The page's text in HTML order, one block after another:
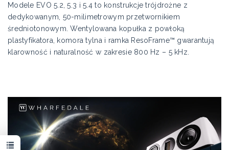
Modele EVO 5.2, 5.3 i 5.4 to konstrukcje trójdrożne z
dedykowanym, 50-milimetrowym przetwornikiem
średniotonowym. Wentylowana kopułka z powłoką
plastyfikatora, komora tylna i ramka ResoFrame™ gwarantują
klarowność i naturalność w zakresie 800 Hz – 5 kHz.